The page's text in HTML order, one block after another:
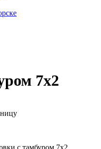
7х2
с тамбуром 7х2